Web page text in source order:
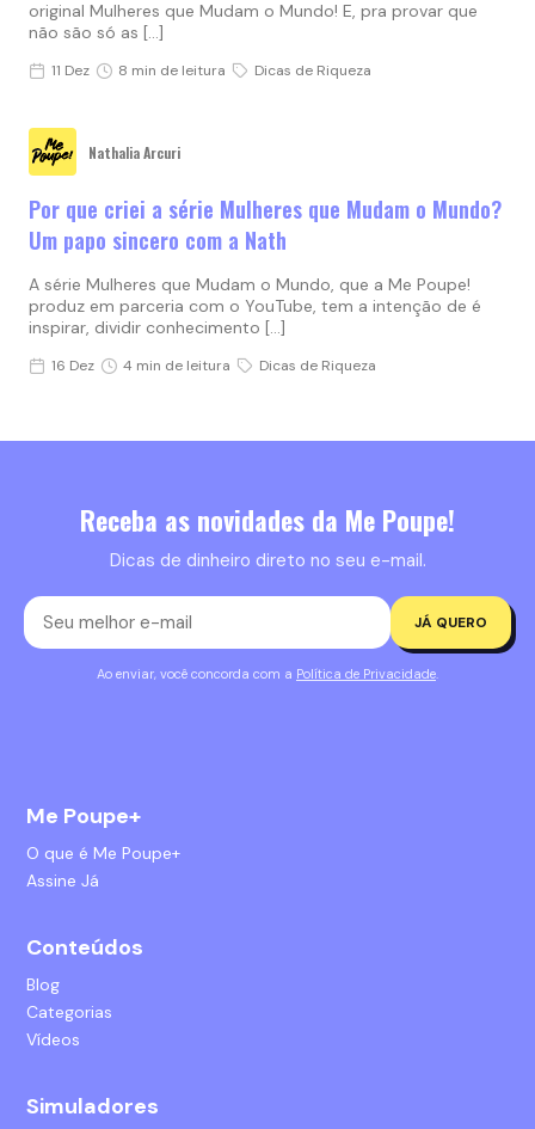
original Mulheres que Mudam o Mundo! E, pra provar que
não são só as […]
11 Dez 8 min de leitura Dicas de Riqueza
Nathalia Arcuri
Por que criei a série Mulheres que Mudam o Mundo?
Um papo sincero com a Nath
A série Mulheres que Mudam o Mundo, que a Me Poupe!
produz em parceria com o YouTube, tem a intenção de é
inspirar, dividir conhecimento […]
16 Dez 4 min de leitura Dicas de Riqueza
Receba as novidades da Me Poupe!
Dicas de dinheiro direto no seu e-mail.
JÁ QUERO
Ao enviar, você concorda com a Política de Privacidade.
Me Poupe+
O que é Me Poupe+
Assine Já
Conteúdos
Blog
Categorias
Vídeos
Simuladores